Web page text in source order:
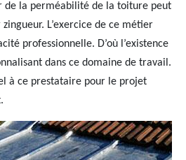
de la perméabilité de la toiture peut
L’exercice de ce métier
professionnelle. D’où l’existence
dans ce domaine de travail.
à ce prestataire pour le projet